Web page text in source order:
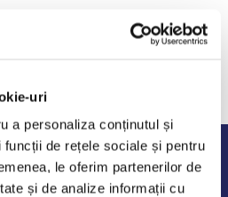
uri
a personaliza conținutul și
de rețele sociale și pentru
le oferim partenerilor de
și de analize informații cu